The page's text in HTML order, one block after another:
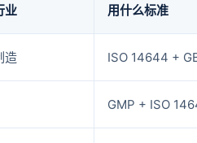
业 用什么标准
造 ISO 14644 +
GMP + ISO